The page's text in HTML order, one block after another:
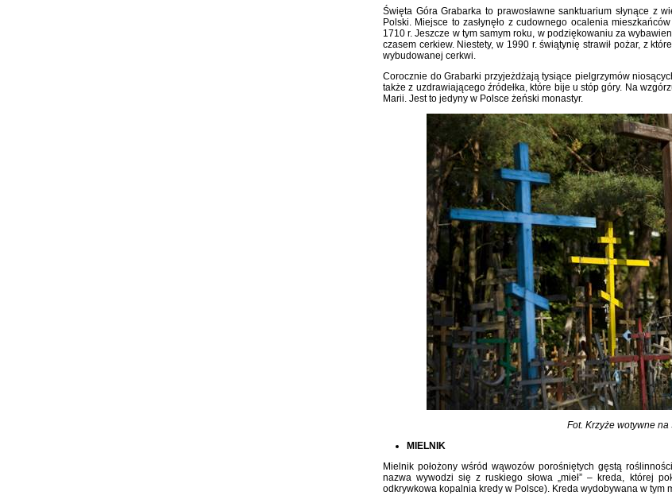
Święta Góra Grabarka to prawosławne sanktuarium słynące z
Polski. Miejsce to zasłynęło z cudownego ocalenia
1710 r. Jeszcze w tym samym roku, w podziękowaniu za
czasem cerkiew. Niestety, w 1990 r. świątynię strawił pożar, z
wybudowanej cerkwi.
Corocznie do Grabarki przyjeżdżają tysiące pielgrzymów
także z uzdrawiającego źródełka, które bije u stóp góry. Na
Marii. Jest to jedyny w Polsce żeński monastyr.
Fot. Krzyże wotywne na
MIELNIK
Mielnik położony wśród wąwozów porośniętych gęstą
nazwa wywodzi się z ruskiego słowa „mieł” – kreda, której
odkrywkowa kopalnia kredy w Polsce). Kreda wydobywana w tym